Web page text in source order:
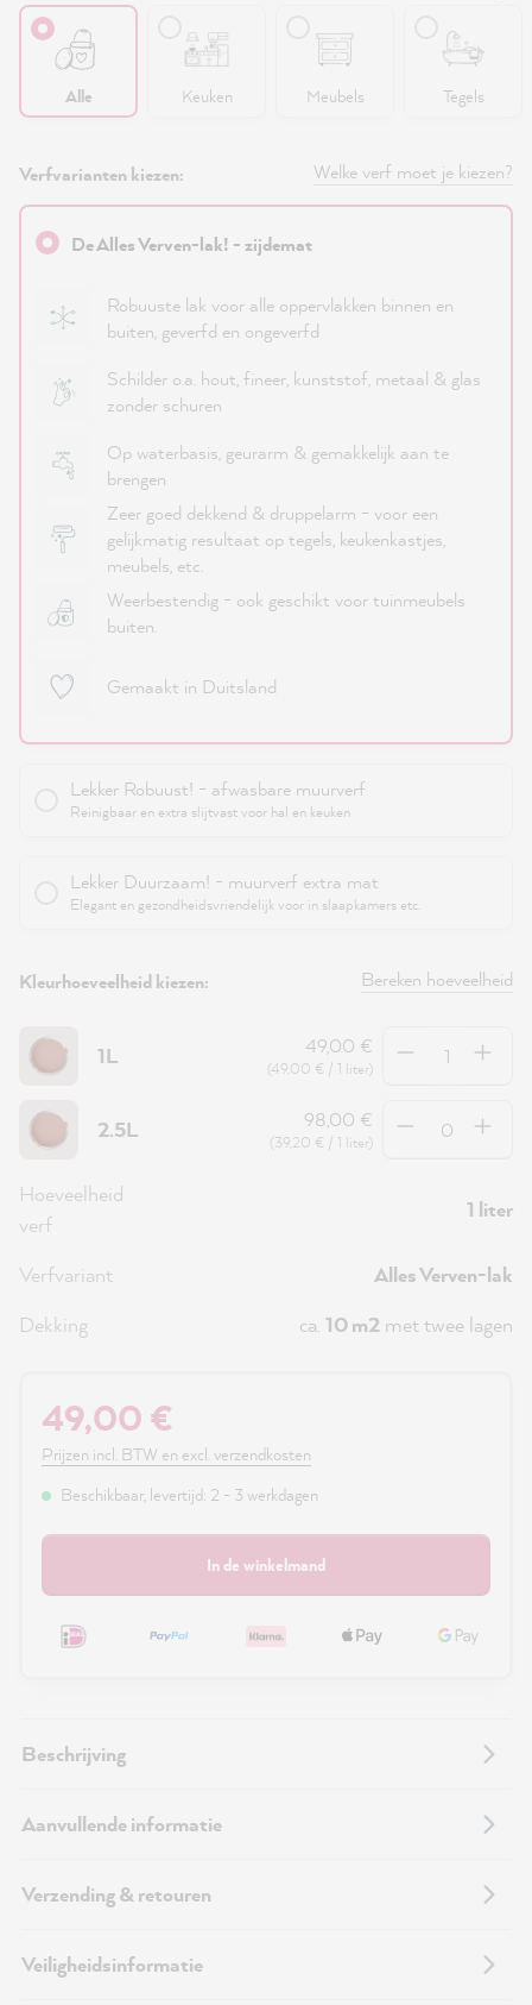
Alle Keuken Meubels Tegels
Verfvarianten kiezen: Welke verf moet je kiezen?
De Alles Verven-lak! - zijdemat
Robuuste lak voor alle oppervlakken binnen en
buiten, geverfd en ongeverfd
Schilder o.a. hout, fineer, kunststof, metaal & glas
zonder schuren
Op waterbasis, geurarm & gemakkelijk aan te
brengen
Zeer goed dekkend & druppelarm - voor een
gelijkmatig resultaat op tegels, keukenkastjes,
meubels, etc.
Weerbestendig - ook geschikt voor tuinmeubels
buiten.
Gemaakt in Duitsland
Lekker Robuust! - afwasbare muurverf
Reinigbaar en extra slijtvast voor hal en keuken
Lekker Duurzaam! - muurverf extra mat
Elegant en gezondheidsvriendelijk voor in slaapkamers etc.
Kleurhoeveelheid kiezen: Bereken hoeveelheid
1L 49,00 €
(49,00 € / 1 liter)
Hoeveelheid
2.5L 98,00 €
(39,20 € / 1 liter)
Hoeveelheid
Hoeveelheid
verf
1 liter
Verfvariant
Alles Verven-lak
Dekking
ca. 10 m2 met twee lagen
49,00 €
Prijzen incl. BTW en excl. verzendkosten
Beschikbaar, levertijd: 2 - 3 werkdagen
In de winkelmand
Beschrijving
Aanvullende informatie
Verzending & retouren
Veiligheidsinformatie